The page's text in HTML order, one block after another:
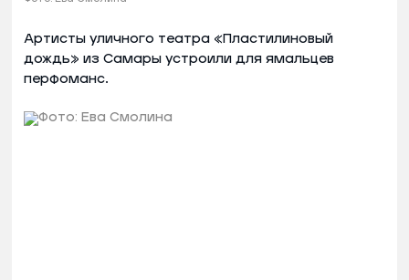
Артисты уличного театра «Пластилиновый
дождь» из Самары устроили для ямальцев
перфоманс.